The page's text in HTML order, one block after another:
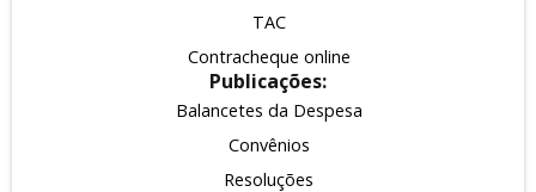
TAC
Contracheque online
Publicações:
Balancetes da Despesa
Convênios
Resoluções